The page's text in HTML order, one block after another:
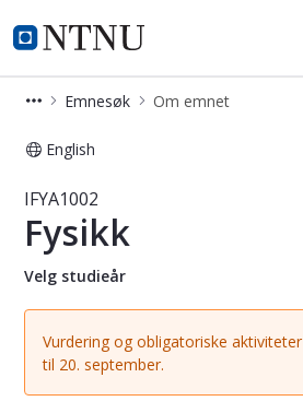
NTNU Hjemmeside
Studier
Emnesøk Om emnet
English
Emne - Fysikk -
IFYA1002
Fysikk
Velg studieår
Vurdering og obligatoriske
til 20. september.